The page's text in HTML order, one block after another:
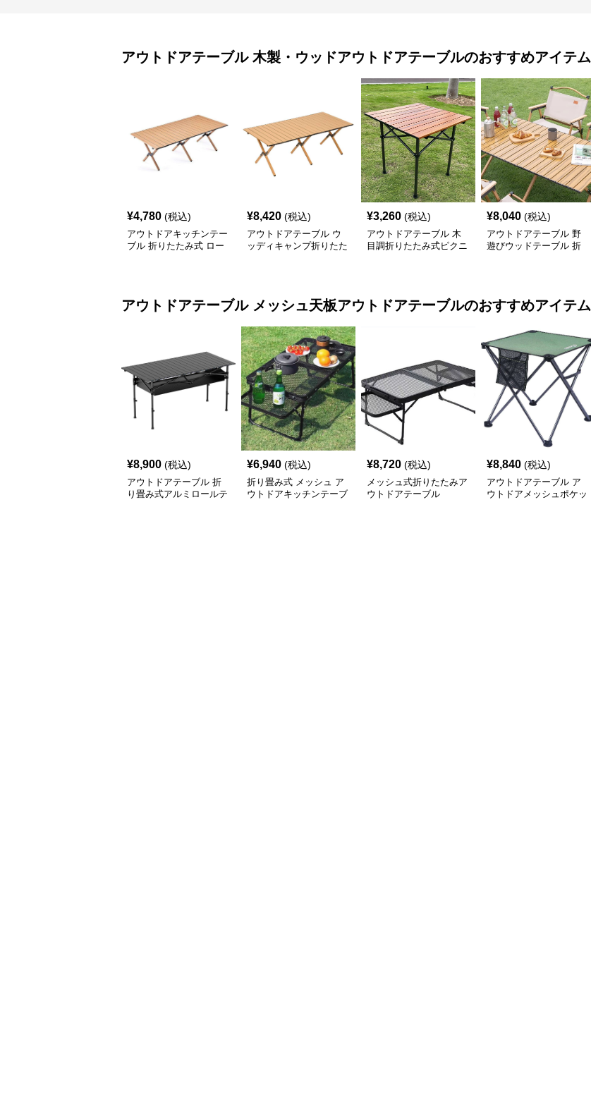
アウトドアテーブル 木製・ウッドアウトドアテーブルのおすすめアイテム
¥4,780 (税込)
アウトドアキッチンテー
ブル 折りたたみ式 ロー
¥8,420 (税込)
アウトドアテーブル ウ
ッディキャンプ折りたた
¥3,260 (税込)
アウトドアテーブル 木
目調折りたたみ式ピクニ
¥8,040 (税込)
アウトドアテーブル 野
遊びウッドテーブル 折
アウトドアテーブル メッシュ天板アウトドアテーブルのおすすめアイテム
¥8,900 (税込)
アウトドアテーブル 折
り畳み式アルミロールテ
¥6,940 (税込)
折り畳み式 メッシュ ア
ウトドアキッチンテーブ
¥8,720 (税込)
メッシュ式折りたたみア
ウトドアテーブル
¥8,840 (税込)
アウトドアテーブル ア
ウトドアメッシュポケッ